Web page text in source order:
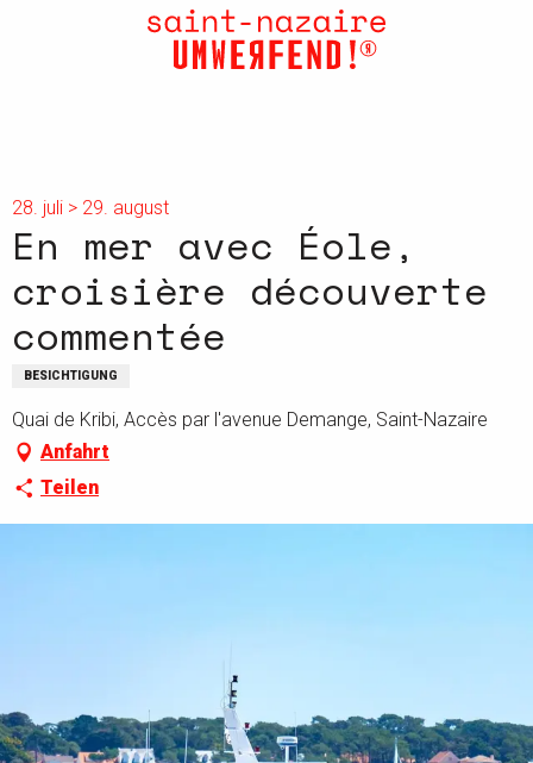
28. juli > 29. august
En mer avec Éole,
croisière découverte
commentée
BESICHTIGUNG
Quai de Kribi, Accès par l'avenue Demange, Saint-Nazaire
Anfahrt
Teilen